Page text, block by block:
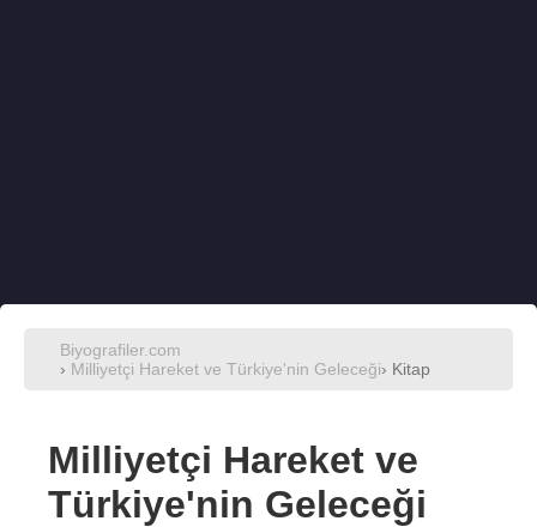
Biyografiler.com
› Milliyetçi Hareket ve Türkiye'nin Geleceği› Kitap
Milliyetçi Hareket ve
Türkiye'nin Geleceği